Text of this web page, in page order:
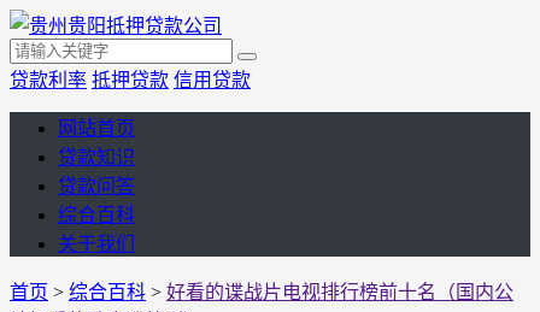
贷款利率 抵押贷款 信用贷款
网站首页
贷款知识
贷款问答
综合百科
关于我们
首页 > 综合百科 > 好看的谍战片电视排行榜前十名（国内公